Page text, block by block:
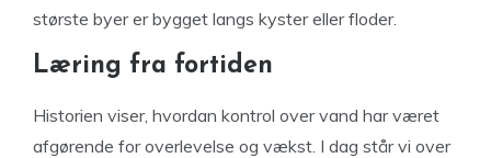
største byer er bygget langs kyster eller floder.
Læring fra fortiden
Historien viser, hvordan kontrol over vand har været
afgørende for overlevelse og vækst. I dag står vi over